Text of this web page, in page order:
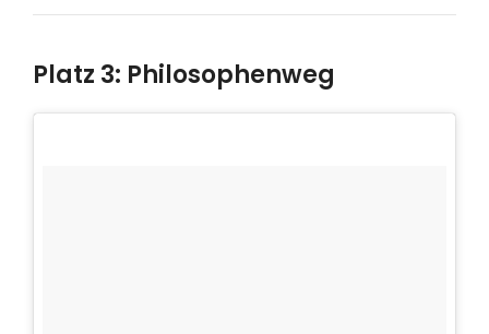
Platz 3: Philosophenweg